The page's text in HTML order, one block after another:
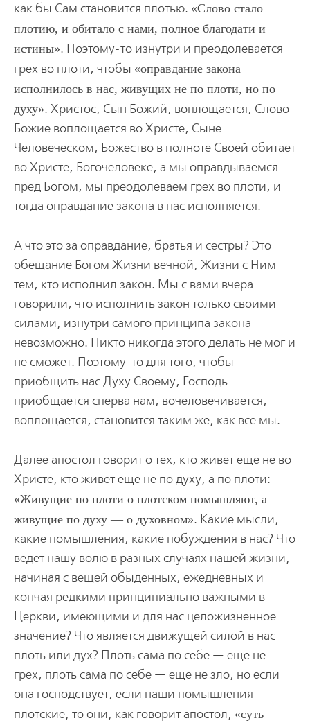
как бы Сам становится плотью.
Слово стало
плотию, и обитало с нами, полное благодати и
истины . Поэтому-то изнутри и преодолевается
грех во плоти, чтобы
оправдание закона
исполнилось в нас, живущих не по плоти, но по
духу . Христос, Сын Божий, воплощается, Слово
Божие воплощается во Христе, Сыне
Человеческом, Божество в полноте Своей обитает
во Христе, Богочеловеке, а мы оправдываемся
пред Богом, мы преодолеваем грех во плоти, и
тогда оправдание закона в нас исполняется.
А что это за оправдание, братья и сестры? Это
обещание Богом Жизни вечной, Жизни с Ним
тем, кто исполнил закон. Мы с вами вчера
говорили, что исполнить закон только своими
силами, изнутри самого принципа закона
невозможно. Никто никогда этого делать не мог и
не сможет. Поэтому-то для того, чтобы
приобщить нас Духу Своему, Господь
приобщается сперва нам, вочеловечивается,
воплощается, становится таким же, как все мы.
Далее апостол говорит о тех, кто живет еще не во
Христе, кто живет еще не по духу, а по плоти:
Живущие по плоти о плотском помышляют, а
живущие по духу — о духовном . Какие мысли,
какие помышления, какие побуждения в нас? Что
ведет нашу волю в разных случаях нашей жизни,
начиная с вещей обыденных, ежедневных и
кончая редкими принципиально важными в
Церкви, имеющими и для нас целожизненное
значение? Что является движущей силой в нас —
плоть или дух? Плоть сама по себе — еще не
грех, плоть сама по себе — еще не зло, но если
она господствует, если наши помышления
плотские, то они, как говорит апостол,
суть